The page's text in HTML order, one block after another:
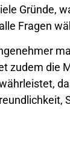
Gründe,
Fragen
zudem die